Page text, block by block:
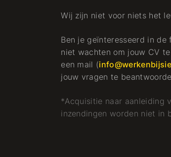
Wij zijn niet voor niets het
Ben je geïnteresseerd in de
niet wachten om jouw CV
een mail (
jouw vragen te
*Acquisitie naar aanleiding
inzendingen worden niet in